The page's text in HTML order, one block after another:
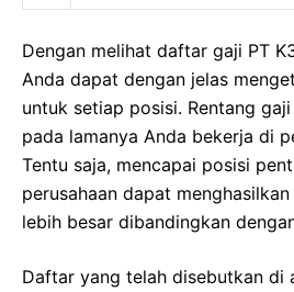
Dengan melihat daftar gaji PT
Anda dapat dengan jelas
untuk setiap posisi. Rentang
pada lamanya Anda bekerja di
Tentu saja, mencapai posisi
perusahaan dapat
lebih besar dibandingkan
Daftar yang telah disebutkan di